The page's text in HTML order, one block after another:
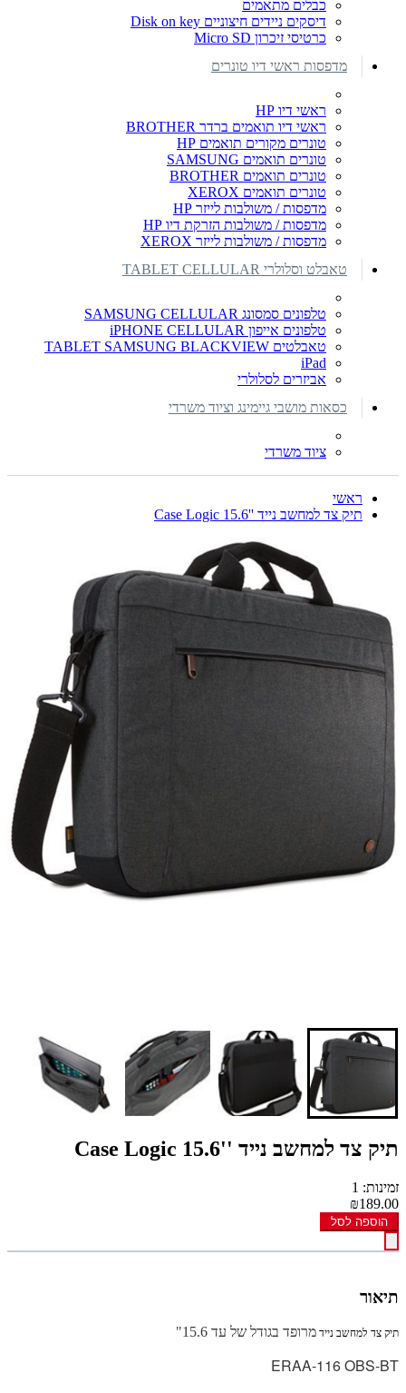
כבלים מתאמים
דיסקים ניידים חיצוניים Disk on key
כרטיסי זיכרון Micro SD
מדפסות ראשי דיו טונרים
ראשי דיו HP
ראשי דיו תואמים ברדר BROTHER
טונרים מקורים תואמים HP
טונרים תואמים SAMSUNG
טונרים תואמים BROTHER
טונרים תואמים XEROX
מדפסות / משולבות לייזר HP
מדפסות / משולבות הזרקת דיו HP
מדפסות / משולבות לייזר XEROX
טאבלט וסלולרי TABLET CELLULAR
טלפונים סמסונג SAMSUNG CELLULAR
טלפונים אייפון iPHONE CELLULAR
טאבלטים TABLET SAMSUNG BLACKVIEW
iPad
אביזרים לסלולרי
כסאות מושבי גיימינג וציוד משרדי
ציוד משרדי
ראשי
תיק צד למחשב נייד ''15.6 Case Logic
תיק צד למחשב נייד ''15.6 Case Logic
זמינות: 1
₪189.00
הוספה לסל
תיאור
תיק צד למחשב נייד מרופד בגודל של עד 15.6"
ERAA-116 OBS-BT